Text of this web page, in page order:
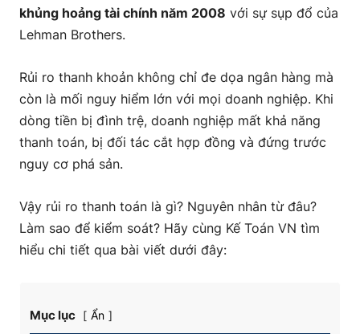
khủng hoảng tài chính năm 2008 với sự sụp đổ của
Lehman Brothers.
Rủi ro thanh khoản không chỉ đe dọa ngân hàng mà
còn là mối nguy hiểm lớn với mọi doanh nghiệp. Khi
dòng tiền bị đình trệ, doanh nghiệp mất khả năng
thanh toán, bị đối tác cắt hợp đồng và đứng trước
nguy cơ phá sản.
Vậy rủi ro thanh toán là gì? Nguyên nhân từ đâu?
Làm sao để kiểm soát? Hãy cùng Kế Toán VN tìm
hiểu chi tiết qua bài viết dưới đây:
Mục lục Ẩn